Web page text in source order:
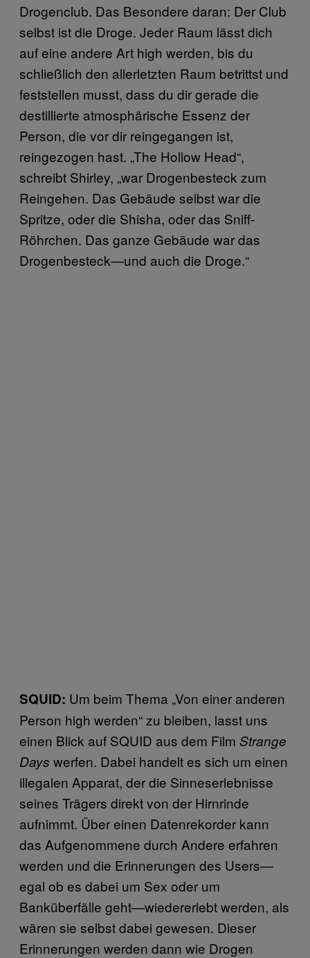
Drogenclub. Das Besondere daran: Der Club
selbst ist die Droge. Jeder Raum lässt dich
auf eine andere Art high werden, bis du
schließlich den allerletzten Raum betrittst und
feststellen musst, dass du dir gerade die
destillierte atmosphärische Essenz der
Person, die vor dir reingegangen ist,
reingezogen hast. „The Hollow Head“,
schreibt Shirley, „war Drogenbesteck zum
Reingehen. Das Gebäude selbst war die
Spritze, oder die Shisha, oder das Sniff-
Röhrchen. Das ganze Gebäude war das
Drogenbesteck—und auch die Droge.“
SQUID: Um beim Thema „Von einer anderen
Person high werden“ zu bleiben, lasst uns
einen Blick auf SQUID aus dem Film Strange
Days werfen. Dabei handelt es sich um einen
illegalen Apparat, der die Sinneserlebnisse
seines Trägers direkt von der Hirnrinde
aufnimmt. Über einen Datenrekorder kann
das Aufgenommene durch Andere erfahren
werden und die Erinnerungen des Users—
egal ob es dabei um Sex oder um
Banküberfälle geht—wiedererlebt werden, als
wären sie selbst dabei gewesen. Dieser
Erinnerungen werden dann wie Drogen